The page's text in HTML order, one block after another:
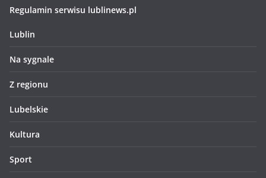
Regulamin serwisu lublinews.pl
Lublin
Na sygnale
Z regionu
Lubelskie
Kultura
Sport